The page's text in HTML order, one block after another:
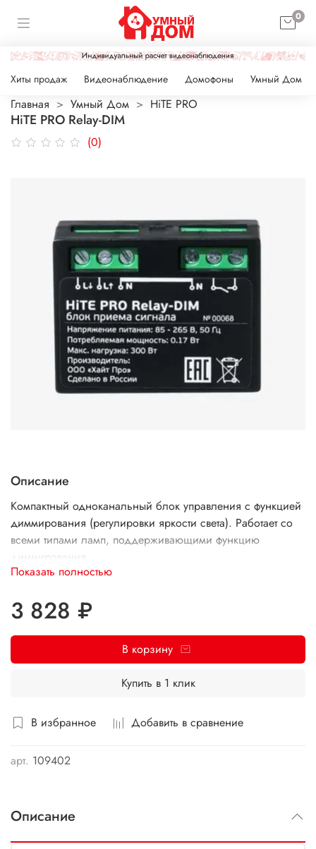
0
Хиты продаж Видеонаблюдение Домофоны Умный Дом
Главная Умный Дом HiTE PRO
HiTE PRO Relay-DIM
(0)
В избранное Добавить в сравнение
арт. 109402
Описание
Компактный одноканальный блок управления с функцией
диммирования (регулировки яркости света). Работает со
всеми типами ламп, поддерживающими функцию
диммирования.
Устанавливаются перед диммируемым источником
замыкает/размыкает/диммирует электрическую цепь.
Показать полностью
3 828 ₽
В корзину
Купить в 1 клик
Описание